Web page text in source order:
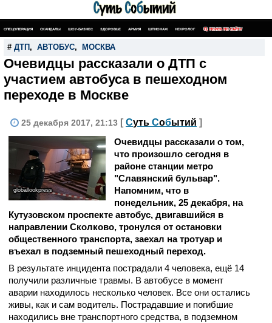
СПЕЦОПЕРАЦИЯ СКАНДАЛЫ ШОУ-БИЗНЕС ЗДОРОВЬЕ АРМИЯ ШПИОНАЖ НЕКРОЛОГ ПОИСК ПО САЙТУ
# ДТП , АВТОБУС, МОСКВА
Очевидцы рассказали о ДТП с
участием автобуса в пешеходном
переходе в Москве
25 декабря 2017, 21:13 [ Суть Событий ]
globallookpress
Очевидцы рассказали о том,
что произошло сегодня в
районе станции метро
"Славянский бульвар".
Напомним, что в
понедельник, 25 декабря, на
Кутузовском проспекте автобус, двигавшийся в
направлении Сколково, тронулся от остановки
общественного транспорта, заехал на тротуар и
въехал в подземный пешеходный переход.
В результате инцидента пострадали 4 человека, ещё 14
получили различные травмы. В автобусе в момент
аварии находилось несколько человек. Все они остались
живы, как и сам водитель. Пострадавшие и погибшие
находились вне транспортного средства, в подземном